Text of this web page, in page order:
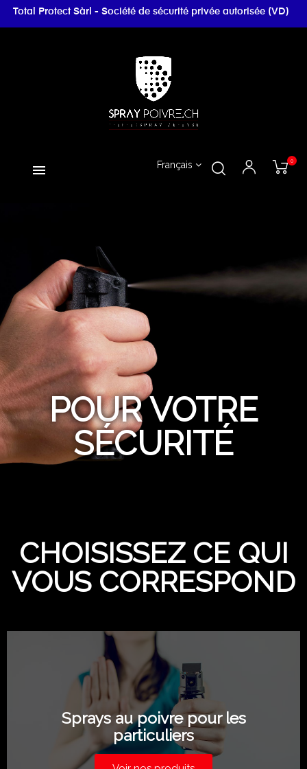
Total Protect Sàrl - Société de sécurité privée autorisée (VD)
0
Français
POUR VOTRE
SÉCURITÉ
CHOISISSEZ CE QUI
VOUS CORRESPOND
Sprays au poivre pour les
particuliers